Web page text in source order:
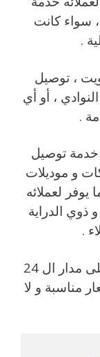
سواء كانت
.
، توصيل
، أو أي
.
خدمة توصيل
و موديلات
يوفر لعملائه
ذوي الدراية
.
تاكسي توصيلة في الكويت متوفر على مدار ال 24
مناسبة و لا